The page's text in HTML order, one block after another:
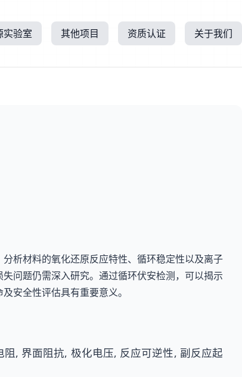
实验室 其他项目 资质认证 关于我们
析材料的氧化还原反应特性、循环稳定性以及离子
问题仍需深入研究。通过循环伏安检测，可以揭示
安全性评估具有重要意义。
, 界面阻抗, 极化电压, 反应可逆性, 副反应起